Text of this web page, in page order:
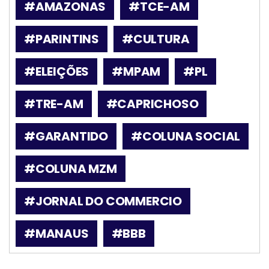
#AMAZONAS
#TCE-AM
#PARINTINS
#CULTURA
#ELEIÇÕES
#MPAM
#PL
#TRE-AM
#CAPRICHOSO
#GARANTIDO
#COLUNA SOCIAL
#COLUNA MZM
#JORNAL DO COMMERCIO
#MANAUS
#BBB